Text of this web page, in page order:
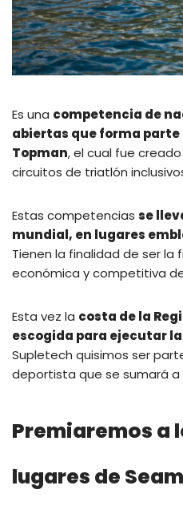
Es una competencia de
abiertas que forma
Topman, el cual fue
circuitos de triatlón
Estas competencias se
mundial, en lugares
Tienen la finalidad de ser
económica y competitiva
Esta vez la costa de la
escogida para ejecutar
Supletech quisimos ser
deportista que se sumará
Premiaremos a
lugares de